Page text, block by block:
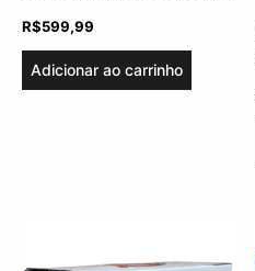
R$599,99
Adicionar ao carrinho